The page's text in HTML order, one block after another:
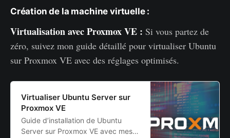
Création de la machine virtuelle :
Virtualisation avec Proxmox VE : Si vous partez de
zéro, suivez mon guide détaillé pour virtualiser Ubuntu
sur Proxmox VE avec des réglages optimisés.
Virtualiser Ubuntu Server sur
Proxmox VE
Guide d’installation de Ubuntu
Server sur Proxmox VE avec mes